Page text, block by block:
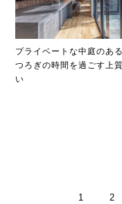
プライベートな中庭のあ
つろぎの時間を過ごす上
い
1 2